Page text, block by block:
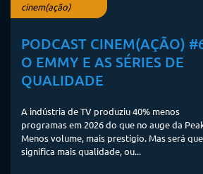
cinem(ação)
PODCAST CINEM(AÇÃO)
O EMMY E AS SÉRIES DE
QUALIDADE
A indústria de TV produziu 40% menos
programas em 2026 do que no auge da
Menos volume, mais prestígio. Mas será
significa mais qualidade, ou...